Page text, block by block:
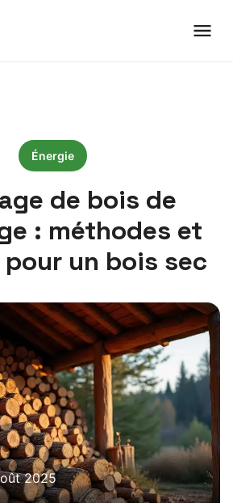
Énergie
de bois de
: méthodes et
un bois sec
2025